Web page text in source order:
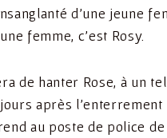
d’une jeune
femme, c’est Rosy.
de hanter Rose, à un
après l’enterrement
au poste de police de